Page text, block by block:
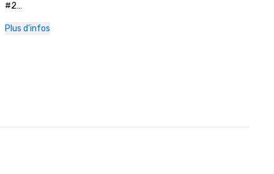
#2
Revue Golfweek — 2023
Plus d'infos